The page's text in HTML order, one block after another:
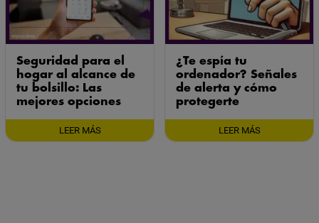
Seguridad para el
hogar al alcance de
tu bolsillo: Las
mejores opciones
LEER MÁS
¿Te espía tu
ordenador? Señales
de alerta y cómo
protegerte
LEER MÁS